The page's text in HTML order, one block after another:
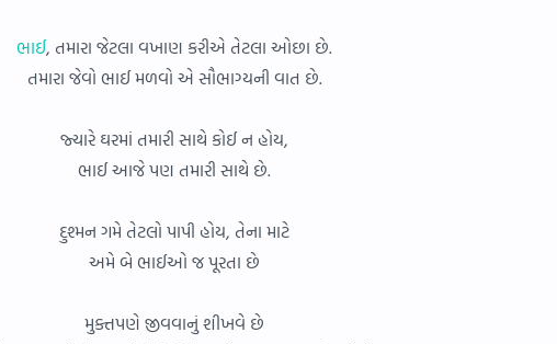
ભાઈ, તમારા જેટલા વખાણ કરીએ તેટલા ઓછા છે.
તમારા જેવો ભાઈ મળવો એ સૌભાગ્યની વાત છે.
જ્યારે ઘરમાં તમારી સાથે કોઈ ન હોય,
ભાઈ આજે પણ તમારી સાથે છે.
દુશ્મન ગમે તેટલો પાપી હોય, તેના માટે
અમે બે ભાઈઓ જ પૂરતા છે
મુક્તપણે જીવવાનું શીખવે છે